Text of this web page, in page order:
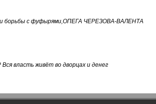
борьбы с фуфырями,ОПЕГА ЧЕРЕЗОВА-ВАЛЕНТА
власть живёт во дворцах и денег